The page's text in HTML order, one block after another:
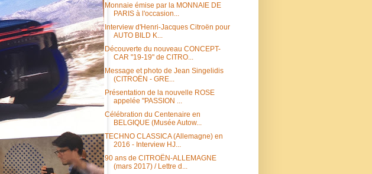
Monnaie émise par la MONNAIE DE
PARIS à l'occasion...
Interview d'Henri-Jacques Citroën pour
AUTO BILD K...
Découverte du nouveau CONCEPT-
CAR "19-19" de CITRO...
Message et photo de Jean Singelidis
(CITROËN - GRE...
Présentation de la nouvelle ROSE
appelée "PASSION ...
Célébration du Centenaire en
BELGIQUE (Musée Autow...
TECHNO CLASSICA (Allemagne) en
2016 - Interview HJ...
90 ans de CITROËN-ALLEMAGNE
(mars 2017) / Lettre d...